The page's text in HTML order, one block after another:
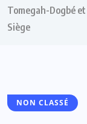
Tomegah-Dogbé
Siège
NON CLASSÉ